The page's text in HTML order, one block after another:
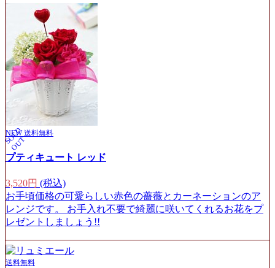
S
O
L
D
O
U
T
NEW 送料無料
プティキュート レッド
3,520円 (税込)
お手頃価格の可愛らしい赤色の薔薇とカーネーションのア
レンジです。 お手入れ不要で綺麗に咲いてくれるお花をプ
レゼントしましょう!!
送料無料